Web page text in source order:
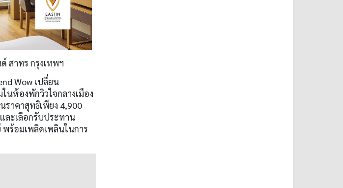
สาทร กรุงเทพฯ
Wow เปลี่ยน
ห้องพักวิวใจกลางเมือง
าคาสุทธิเพียง 4,900
ละเลือกรับประทาน
ร้อมเพลิดเพลินในการ